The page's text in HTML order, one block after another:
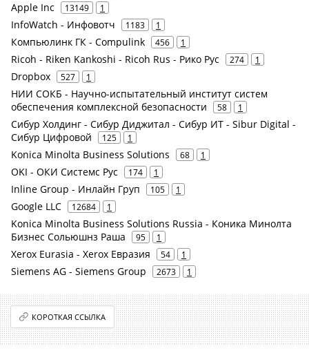
Apple Inc 13149 1
InfoWatch - Инфовотч 1183 1
Компьюлинк ГК - Compulink 456 1
Ricoh - Riken Kankoshi - Ricoh Rus - Рико Рус 274 1
Dropbox 527 1
НИИ СОКБ - Научно-испытательный институт систем
обеспечения комплексной безопасности
58 1
Сибур Холдинг - Сибур Диджитал - Сибур ИТ - Sibur Digital -
Сибур Цифровой
125 1
Konica Minolta Business Solutions 68 1
OKI - ОКИ Системс Рус 174 1
Inline Group - Инлайн Груп 105 1
Google LLC 12684 1
Konica Minolta Business Solutions Russia - Коника Минолта
Бизнес Сольюшнз Раша
95 1
Xerox Eurasia - Xerox Евразия 54 1
Siemens AG - Siemens Group 2673 1
КОРОТКАЯ ССЫЛКА